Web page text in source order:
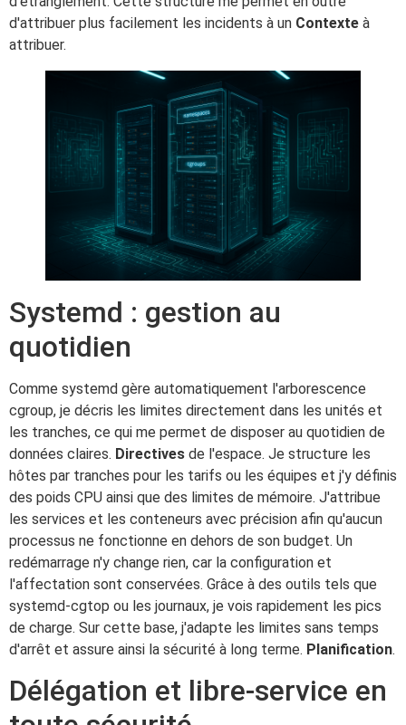
d'attribuer plus facilement les incidents à un Contexte à
attribuer.
Systemd : gestion au
quotidien
Comme systemd gère automatiquement l'arborescence
cgroup, je décris les limites directement dans les unités et
les tranches, ce qui me permet de disposer au quotidien de
données claires. Directives de l'espace. Je structure les
hôtes par tranches pour les tarifs ou les équipes et j'y définis
des poids CPU ainsi que des limites de mémoire. J'attribue
les services et les conteneurs avec précision afin qu'aucun
processus ne fonctionne en dehors de son budget. Un
redémarrage n'y change rien, car la configuration et
l'affectation sont conservées. Grâce à des outils tels que
systemd-cgtop ou les journaux, je vois rapidement les pics
de charge. Sur cette base, j'adapte les limites sans temps
d'arrêt et assure ainsi la sécurité à long terme. Planification.
Délégation et libre-service en